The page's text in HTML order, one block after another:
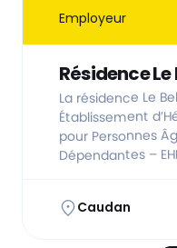
Employeur
Résidence
La résidence Le
Établissement
pour Personnes
Dépendantes –
Caudan